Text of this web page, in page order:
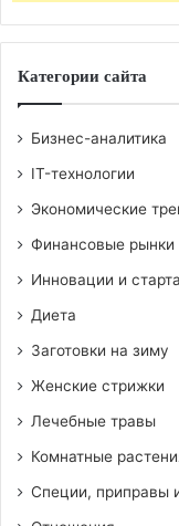
Категории сайта
Бизнес-аналитика
IT-технологии
Экономические
Финансовые рынки
Инновации и
Диета
Заготовки на зиму
Женские стрижки
Лечебные травы
Комнатные
Специи, приправы